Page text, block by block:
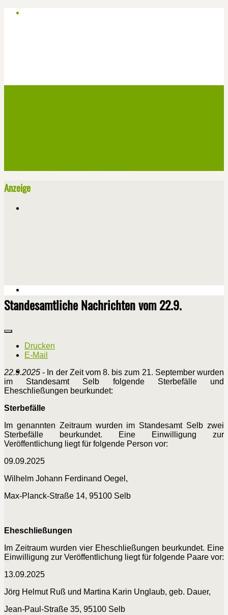
Anzeige
Standesamtliche Nachrichten vom 22.9.
Drucken
E-Mail
22.9.2025 - In der Zeit vom 8. bis zum 21. September wurden
im Standesamt Selb folgende Sterbefälle und
Eheschließungen beurkundet:
Sterbefälle
Im genannten Zeitraum wurden im Standesamt Selb zwei
Sterbefälle beurkundet. Eine Einwilligung zur
Veröffentlichung liegt für folgende Person vor:
09.09.2025
Wilhelm Johann Ferdinand Oegel,
Max-Planck-Straße 14, 95100 Selb
Eheschließungen
Im Zeitraum wurden vier Eheschließungen beurkundet. Eine
Einwilligung zur Veröffentlichung liegt für folgende Paare vor:
13.09.2025
Jörg Helmut Ruß und Martina Karin Unglaub, geb. Dauer,
Jean-Paul-Straße 35, 95100 Selb